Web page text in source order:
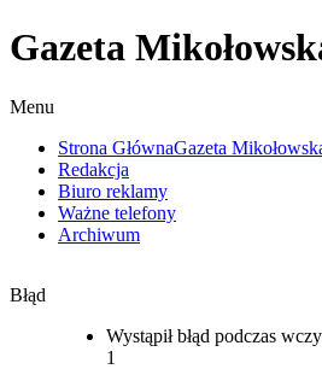
Gazeta
Menu
Strona GłównaGazeta
Redakcja
Biuro reklamy
Ważne telefony
Archiwum
Błąd
Wystąpił błąd podczas
1